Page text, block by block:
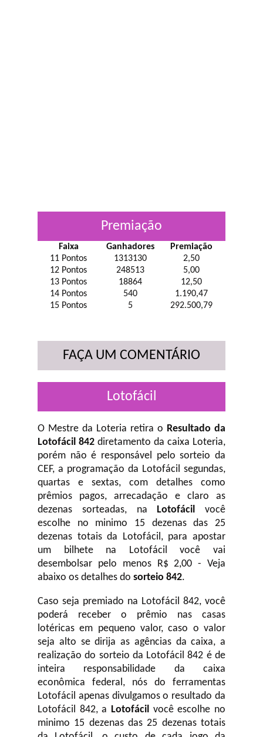
Premiação
Faixa Ganhadores
Premiação
11 Pontos
1313130
2,50
12 Pontos
248513
5,00
13 Pontos
18864
12,50
14 Pontos
540
1.190,47
15 Pontos
5 292.500,79
FAÇA UM COMENTÁRIO
Lotofácil
O Mestre da Loteria retira o Resultado da
Lotofácil 842 diretamento da caixa Loteria,
porém não é responsável pelo sorteio da
CEF, a programação da Lotofácil segundas,
quartas e sextas, com detalhes como
prêmios pagos, arrecadação e claro as
dezenas sorteadas, na Lotofácil você
escolhe no minimo 15 dezenas das 25
dezenas totais da Lotofácil, para apostar
um bilhete na Lotofácil você vai
desembolsar pelo menos R$ 2,00 - Veja
abaixo os detalhes do sorteio 842.
Caso seja premiado na Lotofácil 842, você
poderá receber o prêmio nas casas
lotéricas em pequeno valor, caso o valor
seja alto se dirija as agências da caixa, a
realização do sorteio da Lotofácil 842 é de
inteira responsabilidade da caixa
econômica federal, nós do ferramentas
Lotofácil apenas divulgamos o resultado da
Lotofácil 842, a Lotofácil você escolhe no
minimo 15 dezenas das 25 dezenas totais